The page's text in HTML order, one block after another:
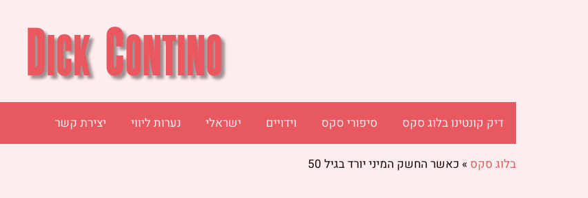
דיק קונטינו בלוג סקס סיפורי סקס וידויים ישראלי נערות ליווי יצירת קשר
בלוג סקס » כאשר החשק המיני יורד בגיל 50